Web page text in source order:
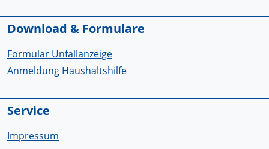
Download & Formulare
Formular Unfallanzeige
Anmeldung Haushaltshilfe
Service
Impressum